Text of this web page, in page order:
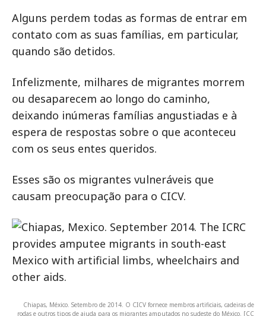
Alguns perdem todas as formas de entrar em
contato com as suas famílias, em particular,
quando são detidos.
Infelizmente, milhares de migrantes morrem
ou desaparecem ao longo do caminho,
deixando inúmeras famílias angustiadas e à
espera de respostas sobre o que aconteceu
com os seus entes queridos.
Esses são os migrantes vulneráveis que
causam preocupação para o CICV.
Chiapas, México. Setembro de 2014. O CICV fornece membros artificiais, cadeiras de
rodas e outros tipos de ajuda para os migrantes amputados no sudeste do México. [CC